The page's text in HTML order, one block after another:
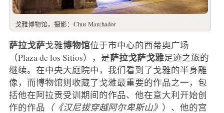
戈雅博物馆。摄影：Chus Marchador
萨拉戈萨戈雅博物馆位于市中心的西蒂奥广场
（Plaza de los Sitios），是萨拉戈萨戈雅足迹之旅的
继续。在中央大庭院中，我们看到了戈雅的半身雕
像，而博物馆则收藏了戈雅最重要的作品之一，包
括他在阿拉贡受训期间的作品、他在意大利开始创
作的作品 （《汉尼拔穿越阿尔卑斯山》 ）、他的宫